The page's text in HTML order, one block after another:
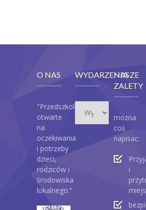
O NAS
"Przedszkole
otwarte
na
oczekiwania
i potrzeby
dzieci,
rodziców i
środowiska
lokalnego.”
WYDARZENIA
NASZE
ZALETY
mozna
coś
napisac:
i